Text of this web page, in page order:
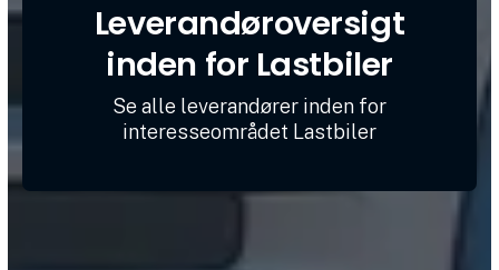
Leverandøroversigt
inden for Lastbiler
Se alle leverandører inden for
interesseområdet Lastbiler